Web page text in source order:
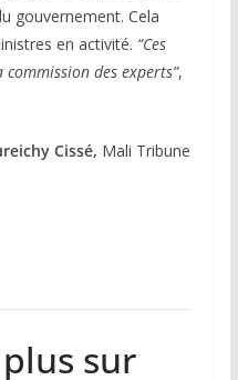
gouvernement. Cela
en activité. “Ces
des experts”,
Cissé, Mali Tribune
sur